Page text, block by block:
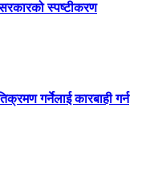
स्पष्टीकरण
गर्नेलाई कारबाही गर्न